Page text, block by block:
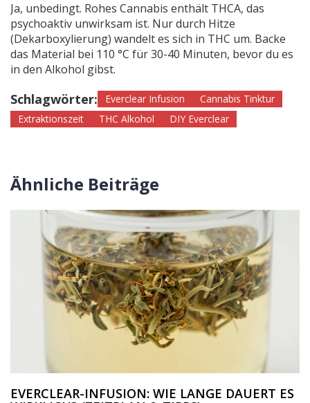
Ja, unbedingt. Rohes Cannabis enthält THCA, das
psychoaktiv unwirksam ist. Nur durch Hitze
(Dekarboxylierung) wandelt es sich in THC um. Backe
das Material bei 110 °C für 30-40 Minuten, bevor du es
in den Alkohol gibst.
Schlagwörter: Everclear Infusion
Cannabis Tinktur
Extraktionszeit
THC Alkohol DIY Everclear
Ähnliche Beiträge
EVERCLEAR-INFUSION: WIE LANGE DAUERT ES